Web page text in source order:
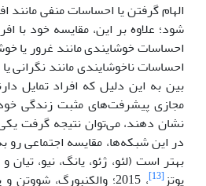
الهام­ گرفتن یا احساسات منفی
شود؛ علاوه بر این، مقایسه خود با
احساسات خوشایندی مانند غرور یا
احساسات ناخوشایندی مانند نگرانی
بین به این دلیل که افراد تمایل
مجازی پیشرفت‌های مثبت زندگی
نشان دهند، می‌توان نتیجه گرفت
در این شبکه‌ها، مقایسه اجتماعی رو
بهتر است (لئو، ژئو، یانگ، نیو، تیان
یوتز[13] ، 2015؛ والکنبورگ، شووتن و پیتر